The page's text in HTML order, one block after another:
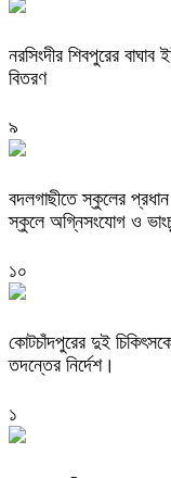
নরসিংদীর শিবপুরের
বিতরণ
৯
বদলগাছীতে স্কুলের প্রধান
স্কুলে অগ্নিসংযোগ ও
১০
কোটচাঁদপুরের দুই
তদন্তের নির্দেশ।
১